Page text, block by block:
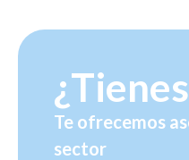
Te ofrecemos
sector